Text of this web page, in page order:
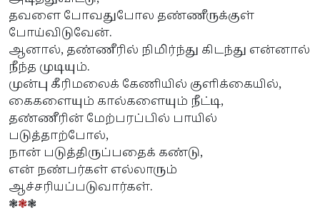
தவளை போவதுபோல தண்ணீருக்குள்
போய்விடுவேன்.
ஆனால், தண்ணீரில் நிமிர்ந்து கிடந்து என்னால்
நீந்த முடியும்.
முன்பு கீரிமலைக் கேணியில் குளிக்கையில்,
கைகளையும் கால்களையும் நீட்டி,
தண்ணீரின் மேற்பரப்பில் பாயில்
படுத்தாற்போல்,
நான் படுத்திருப்பதைக் கண்டு,
என் நண்பர்கள் எல்லாரும்
ஆச்சரியப்படுவார்கள்.
❃❃❃